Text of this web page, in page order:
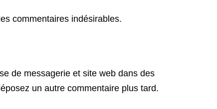
commentaires indésirables.
de messagerie et site web dans des
un autre commentaire plus tard.